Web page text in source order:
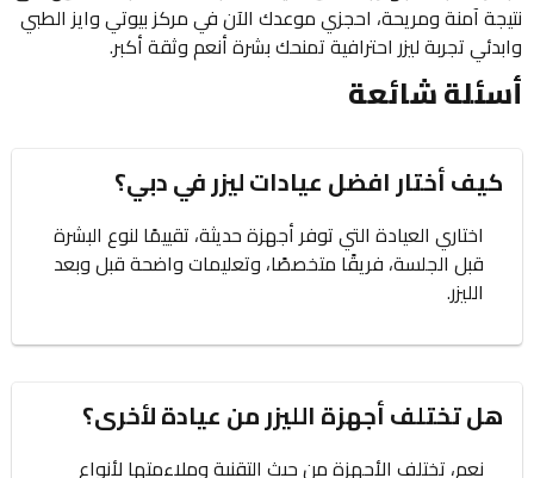
نتيجة آمنة ومريحة، احجزي موعدك الآن في مركز بيوتي وايز الطبي
وابدئي تجربة ليزر احترافية تمنحك بشرة أنعم وثقة أكبر.
أسئلة شائعة
كيف أختار افضل عيادات ليزر في دبي؟
اختاري العيادة التي توفر أجهزة حديثة، تقييمًا لنوع البشرة
قبل الجلسة، فريقًا متخصصًا، وتعليمات واضحة قبل وبعد
الليزر.
هل تختلف أجهزة الليزر من عيادة لأخرى؟
نعم، تختلف الأجهزة من حيث التقنية وملاءمتها لأنواع